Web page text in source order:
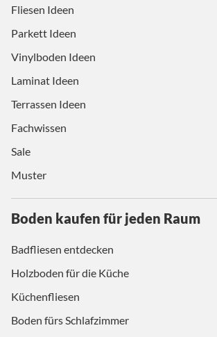
Fliesen Ideen
Parkett Ideen
Vinylboden Ideen
Laminat Ideen
Terrassen Ideen
Fachwissen
Sale
Muster
Boden kaufen für jeden Raum
Badfliesen entdecken
Holzboden für die Küche
Küchenfliesen
Boden fürs Schlafzimmer